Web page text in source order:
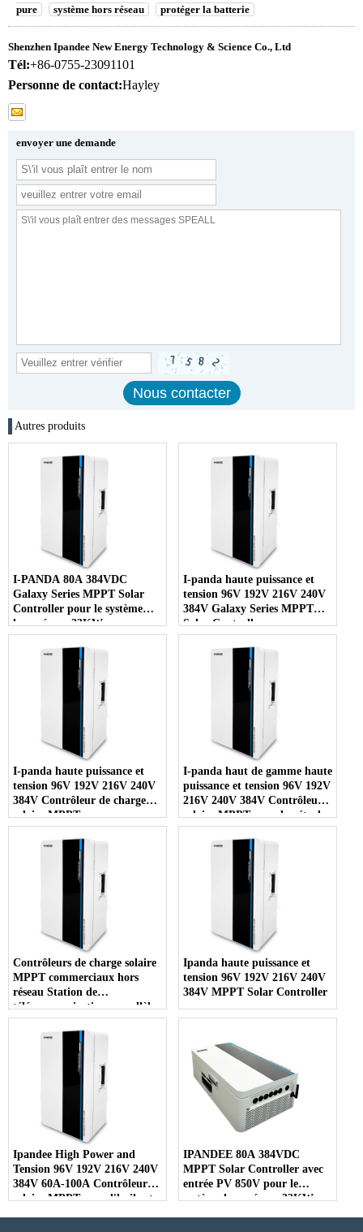
pure
système hors réseau protéger la batterie
Shenzhen Ipandee New Energy Technology & Science Co., Ltd
Tél:+86-0755-23091101
Personne de contact:Hayley
envoyer une demande
Autres produits
I-PANDA 80A 384VDC
Galaxy Series MPPT Solar
Controller pour le système
hors réseau 33KW
I-panda haute puissance et
tension 96V 192V 216V 240V
384V Galaxy Series MPPT
Solar Controller
I-panda haute puissance et
tension 96V 192V 216V 240V
384V Contrôleur de charge
solaire MPPT
I-panda haut de gamme haute
puissance et tension 96V 192V
216V 240V 384V Contrôleur
solaire MPPT pour le pétrole
et le gaz
Contrôleurs de charge solaire
MPPT commerciaux hors
réseau Station de
télécommunications parallèle
Station de
télécommunications
Ipanda haute puissance et
tension 96V 192V 216V 240V
384V MPPT Solar Controller
Ipandee High Power and
Tension 96V 192V 216V 240V
384V 60A-100A Contrôleur
solaire MPPT pour l'huile et
IPANDEE 80A 384VDC
MPPT Solar Controller avec
entrée PV 850V pour le
système hors réseau 33KW